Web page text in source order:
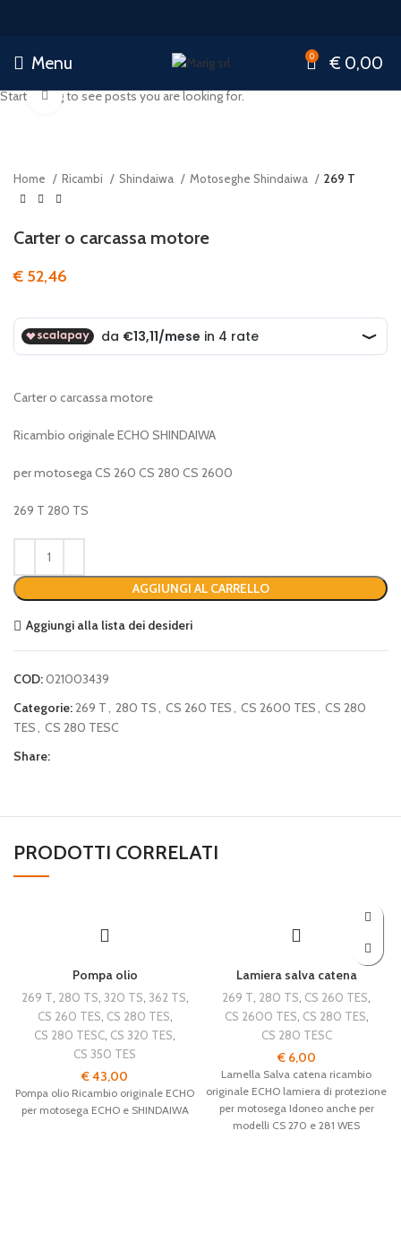
Menu 0 € 0,00
Click to enlarge
Home Ricambi Shindaiwa Motoseghe Shindaiwa 269 T
Carter o carcassa motore
€ 52,46
Carter o carcassa motore
Ricambio originale ECHO SHINDAIWA
per motosega CS 260 CS 280 CS 2600
269 T 280 TS
AGGIUNGI AL CARRELLO
Aggiungi alla lista dei desideri
COD:021003439
Categorie:269 T 280 TS CS 260 TES CS 2600 TES
CS 280
TES
CS 280 TESC
Share:
PRODOTTI CORRELATI
Pompa olio
269 T 280 TS 320 TS 362 TS
CS 260 TES CS 280 TES
CS 280 TESC CS 320 TES
CS 350 TES
€43,00
Pompa olio Ricambio originale ECHO
per motosega ECHO e SHINDAIWA
Lamiera salva catena
269 T 280 TS CS 260 TES
CS 2600 TES CS 280 TES
CS 280 TESC
€6,00
Lamella Salva catena ricambio
originale ECHO lamiera di protezione
per motosega Idoneo anche per
modelli CS 270 e 281 WES
Start typing to see posts you are looking for.